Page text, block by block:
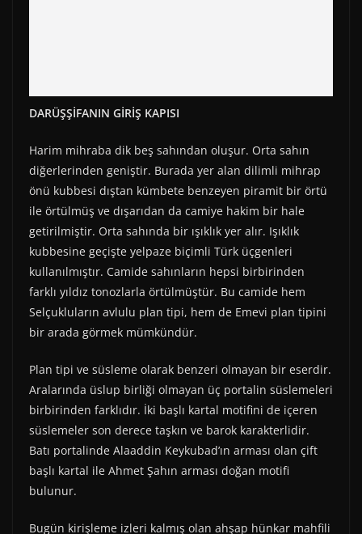
DARÜŞŞİFANIN GİRİŞ KAPISI
Harim mihraba dik beş sahından oluşur. Orta sahın
diğerlerinden geniştir. Burada yer alan dilimli mihrap
önü kubbesi dıştan kümbete benzeyen piramit bir örtü
ile örtülmüş ve dışarıdan da camiye hakim bir hale
getirilmiştir. Orta sahında bir ışıklık yer alır. Işıklık
kubbesine geçişte yelpaze biçimli Türk üçgenleri
kullanılmıştır. Camide sahınların hepsi birbirinden
farklı yıldız tonozlarla örtülmüştür. Bu camide hem
Selçukluların avlulu plan tipi, hem de Emevi plan tipini
bir arada görmek mümkündür.
Plan tipi ve süsleme olarak benzeri olmayan bir eserdir.
Aralarında üslup birliği olmayan üç portalin süslemeleri
birbirinden farklıdır. İki başlı kartal motifini de içeren
süslemeler son derece taşkın ve barok karakterlidir.
Batı portalinde Alaaddin Keykubad’ın arması olan çift
başlı kartal ile Ahmet Şahın arması doğan motifi
bulunur.
Bugün kirişleme izleri kalmış olan ahşap hünkar mahfili